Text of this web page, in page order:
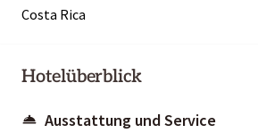
Costa Rica
Hotelüberblick
Ausstattung und Service